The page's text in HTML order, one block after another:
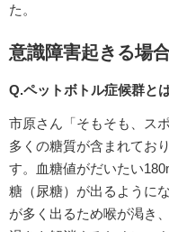
た。
意識障害起きる場
Q.ペットボトル症候群と
市原さん「そもそも、ス
多くの糖質が含まれてお
す。血糖値がだいたい
糖（尿糖）が出るように
が多く出るため喉が渇き